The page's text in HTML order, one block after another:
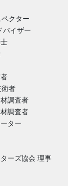
クター
バイザー
術者
調査者
調査者
ター
ーズ協会 理事